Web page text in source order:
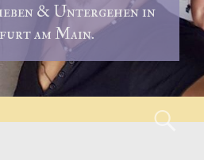
& Untergehen in
am Main.